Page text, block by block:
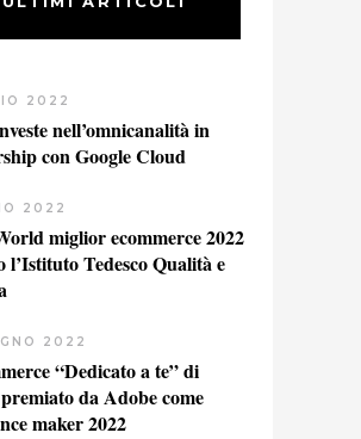
2022
nell’omnicanalità in
con Google Cloud
2022
miglior ecommerce 2022
l’Istituto Tedesco Qualità e
2022
“Dedicato a te” di
da Adobe come
maker 2022